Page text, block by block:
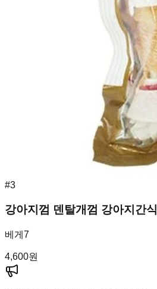
#3
강아지껌 덴탈개껌 강아지간식
베게7
4,600원